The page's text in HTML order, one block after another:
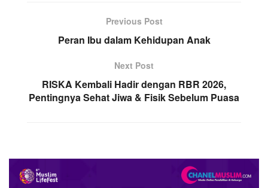
Previous Post
Peran Ibu dalam Kehidupan Anak
Next Post
RISKA Kembali Hadir dengan RBR 2026,
Pentingnya Sehat Jiwa & Fisik Sebelum Puasa